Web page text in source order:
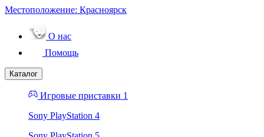
Местоположение: Красноярск
О нас
Помощь
Каталог
Игровые приставки 1
Sony PlayStation 4